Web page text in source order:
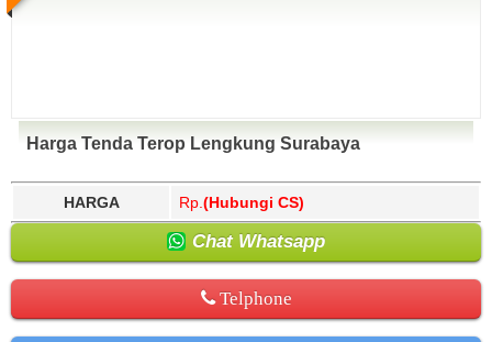
Harga Tenda Terop Lengkung Surabaya
HARGA Rp. (Hubungi CS)
Chat Whatsapp
Telphone